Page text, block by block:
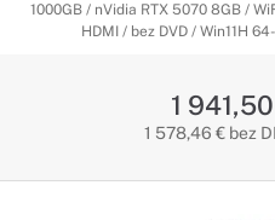
1000GB / nVidia RTX 5070 8GB /
HDMI / bez DVD / Win11H
1
1 578,46 € bez